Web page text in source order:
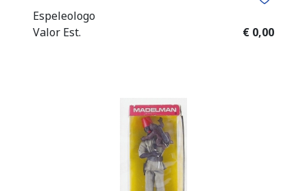
Espeleologo
Valor Est.
€ 0,00